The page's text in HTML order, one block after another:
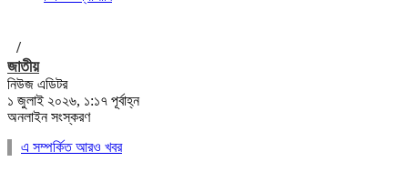
/
জাতীয়
নিউজ এডিটর
১ জুলাই ২০২৬, ১:১৭ পূর্বাহ্ন
অনলাইন সংস্করণ
এ সম্পর্কিত আরও খবর